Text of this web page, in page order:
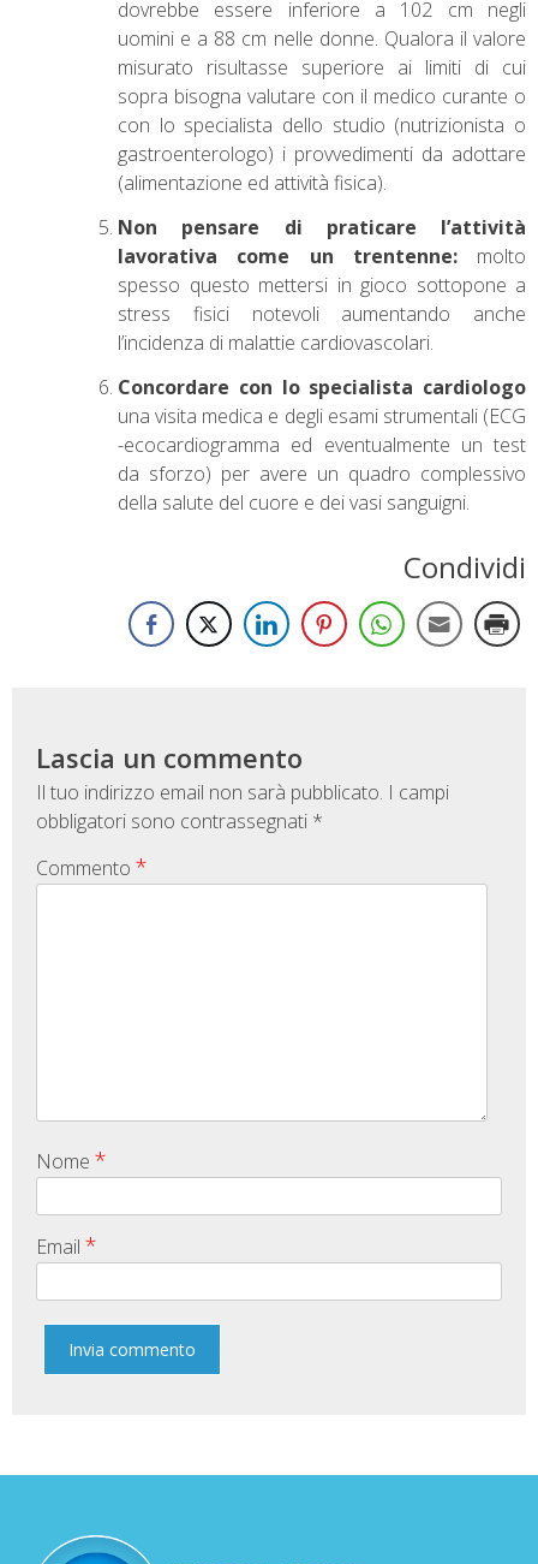
dovrebbe essere inferiore a 102 cm negli
uomini e a 88 cm nelle donne. Qualora il valore
misurato risultasse superiore ai limiti di cui
sopra bisogna valutare con il medico curante o
con lo specialista dello studio (nutrizionista o
gastroenterologo) i provvedimenti da adottare
(alimentazione ed attività fisica).
Non pensare di praticare l’attività
lavorativa come un trentenne: molto
spesso questo mettersi in gioco sottopone a
stress fisici notevoli aumentando anche
l’incidenza di malattie cardiovascolari.
Concordare con lo specialista cardiologo
una visita medica e degli esami strumentali (ECG
-ecocardiogramma ed eventualmente un test
da sforzo) per avere un quadro complessivo
della salute del cuore e dei vasi sanguigni.
Condividi
Lascia un commento
Il tuo indirizzo email non sarà pubblicato. I campi
obbligatori sono contrassegnati *
Commento *
Nome *
Email *